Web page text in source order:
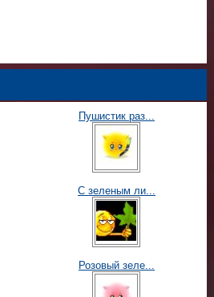
Пушистик раз...
С зеленым ли...
Розовый зеле...